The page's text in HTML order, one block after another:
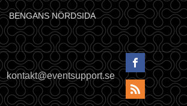
BENGANS NÖRDSIDA
kontakt@eventsupport.se